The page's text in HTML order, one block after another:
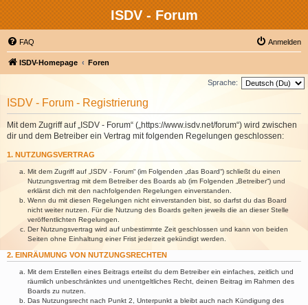
ISDV - Forum
FAQ Anmelden
ISDV-Homepage Foren
Sprache:
ISDV - Forum - Registrierung
Mit dem Zugriff auf „ISDV - Forum“ („https://www.isdv.net/forum“) wird zwischen
dir und dem Betreiber ein Vertrag mit folgenden Regelungen geschlossen:
1. NUTZUNGSVERTRAG
Mit dem Zugriff auf „ISDV - Forum“ (im Folgenden „das Board“) schließt du einen
Nutzungsvertrag mit dem Betreiber des Boards ab (im Folgenden „Betreiber“) und
erklärst dich mit den nachfolgenden Regelungen einverstanden.
Wenn du mit diesen Regelungen nicht einverstanden bist, so darfst du das Board
nicht weiter nutzen. Für die Nutzung des Boards gelten jeweils die an dieser Stelle
veröffentlichten Regelungen.
Der Nutzungsvertrag wird auf unbestimmte Zeit geschlossen und kann von beiden
Seiten ohne Einhaltung einer Frist jederzeit gekündigt werden.
2. EINRÄUMUNG VON NUTZUNGSRECHTEN
Mit dem Erstellen eines Beitrags erteilst du dem Betreiber ein einfaches, zeitlich und
räumlich unbeschränktes und unentgeltliches Recht, deinen Beitrag im Rahmen des
Boards zu nutzen.
Das Nutzungsrecht nach Punkt 2, Unterpunkt a bleibt auch nach Kündigung des